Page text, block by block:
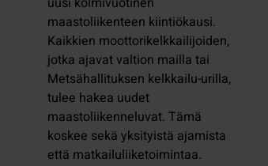
maastoliikenteen kiintiökausi.
Kaikkien moottorikelkkailijoiden,
jotka ajavat valtion mailla tai
Metsähallituksen kelkkailu-urilla,
tulee hakea uudet
maastoliikenneluvat. Tämä
koskee sekä yksityistä ajamista
että matkailuliiketoimintaa.